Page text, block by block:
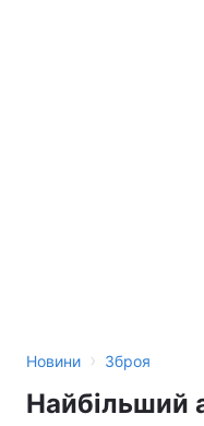
Новини › Зброя
Найбільший